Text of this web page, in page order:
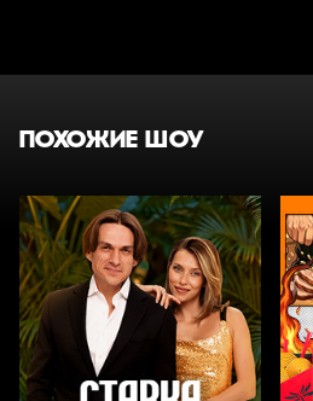
ПОХОЖИЕ ШОУ